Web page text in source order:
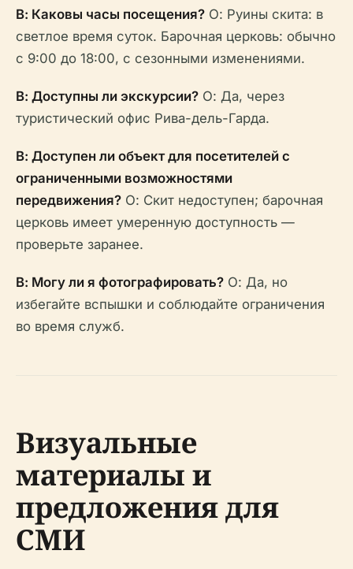
В: Каковы часы посещения? О: Руины скита: в
светлое время суток. Барочная церковь: обычно
с 9:00 до 18:00, с сезонными изменениями.
В: Доступны ли экскурсии? О: Да, через
туристический офис Рива-дель-Гарда.
В: Доступен ли объект для посетителей с
ограниченными возможностями
передвижения? О: Скит недоступен; барочная
церковь имеет умеренную доступность —
проверьте заранее.
В: Могу ли я фотографировать? О: Да, но
избегайте вспышки и соблюдайте ограничения
во время служб.
Визуальные
материалы и
предложения для
СМИ